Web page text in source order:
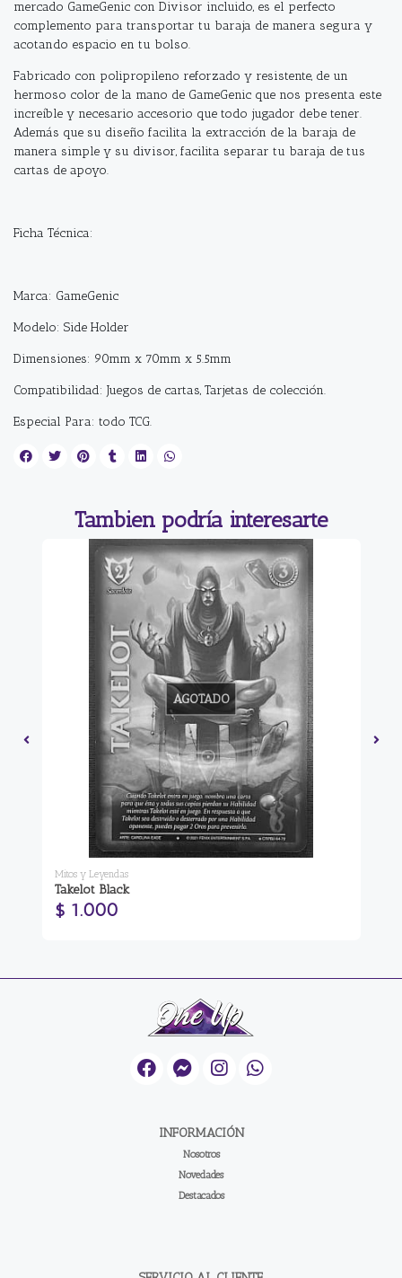
mercado GameGenic con Divisor incluido, es el perfecto
complemento para transportar tu baraja de manera segura y
acotando espacio en tu bolso.
Fabricado con polipropileno reforzado y resistente, de un
hermoso color de la mano de GameGenic que nos presenta este
increíble y necesario accesorio que todo jugador debe tener.
Además que su diseño facilita la extracción de la baraja de
manera simple y su divisor, facilita separar tu baraja de tus
cartas de apoyo.
Ficha Técnica:
Marca: GameGenic
Modelo: Side Holder
Dimensiones: 90mm x 70mm x 5.5mm
Compatibilidad: Juegos de cartas, Tarjetas de colección.
Especial Para: todo TCG.
Tambien podría interesarte
AGOTADO
Mitos y Leyendas
Takelot Black
$ 1.000
INFORMACIÓN
Nosotros
Novedades
Destacados